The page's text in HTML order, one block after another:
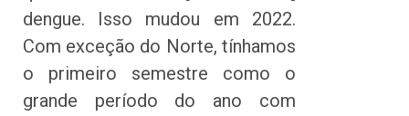
dengue. Isso mudou em 2022.
Com exceção do Norte, tínhamos
o primeiro semestre como o
grande período do ano com